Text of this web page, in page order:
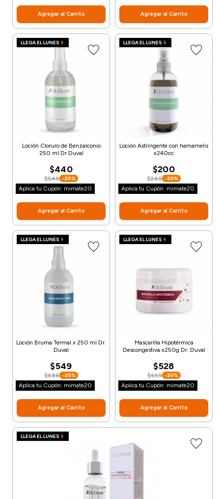
Agregar al Carrito Agregar al Carrito
LLEGA EL LUNES
Loción Cloruro de Benzalconio
250 ml Dr Duval
$440
$549 -20%
Aplica tu Cupón: mimate20
Agregar al Carrito
LLEGA EL LUNES
Loción Astringente con hamamelis
x240cc
$200
$249 -20%
Aplica tu Cupón: mimate20
Agregar al Carrito
LLEGA EL LUNES
Loción Bruma Termal x 250 ml Dr.
Duval
$549
$686 -20%
Aplica tu Cupón: mimate20
Agregar al Carrito
LLEGA EL LUNES
Mascarilla Hipotérmica
Descongestiva x250g Dr. Duval
$528
$659 -20%
Aplica tu Cupón: mimate20
Agregar al Carrito
LLEGA EL LUNES